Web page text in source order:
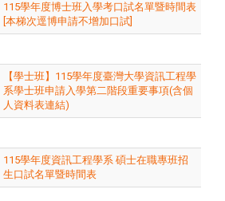
115學年度博士班入學考口試名單暨時間表
[本梯次逕博申請不增加口試]
【學士班】115學年度臺灣大學資訊工程學
系學士班申請入學第二階段重要事項(含個
人資料表連結)
115學年度資訊工程學系 碩士在職專班招
生口試名單暨時間表